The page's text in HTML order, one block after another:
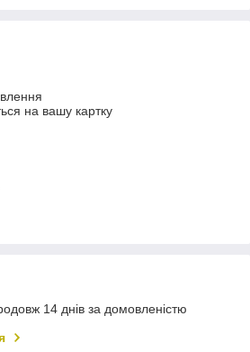
на вашу картку
14 днів за домовленістю